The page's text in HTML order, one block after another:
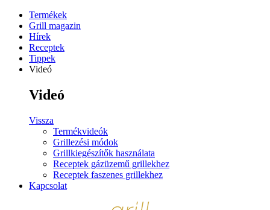
Termékek
Grill magazin
Hírek
Receptek
Tippek
Videó
Videó
Vissza
Termékvideók
Grillezési módok
Grillkiegészítők használata
Receptek gázüzemű grillekhez
Receptek faszenes grillekhez
Kapcsolat